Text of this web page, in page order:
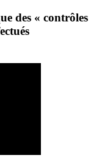
des « contrôles